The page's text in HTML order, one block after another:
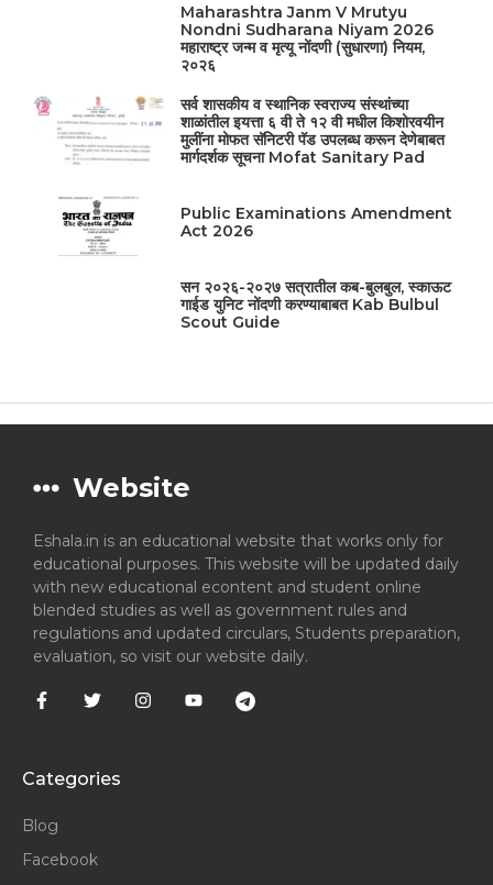
Maharashtra Janm V Mrutyu
Nondni Sudharana Niyam 2026
महाराष्ट्र जन्म व मृत्यू नोंदणी (सुधारणा) नियम,
२०२६
सर्व शासकीय व स्थानिक स्वराज्य संस्थांच्या
शाळांतील इयत्ता ६ वी ते १२ वी मधील किशोरवयीन
मुलींना मोफत सॅनिटरी पॅड उपलब्ध करून देणेबाबत
मार्गदर्शक सूचना Mofat Sanitary Pad
Public Examinations Amendment
Act 2026
सन २०२६-२०२७ सत्रातील कब-बुलबुल, स्काऊट
गाईड युनिट नोंदणी करण्याबाबत Kab Bulbul
Scout Guide
Website
Eshala.in is an educational website that works only for
educational purposes. This website will be updated daily
with new educational econtent and student online
blended studies as well as government rules and
regulations and updated circulars, Students preparation,
evaluation, so visit our website daily.
Categories
Blog
Facebook